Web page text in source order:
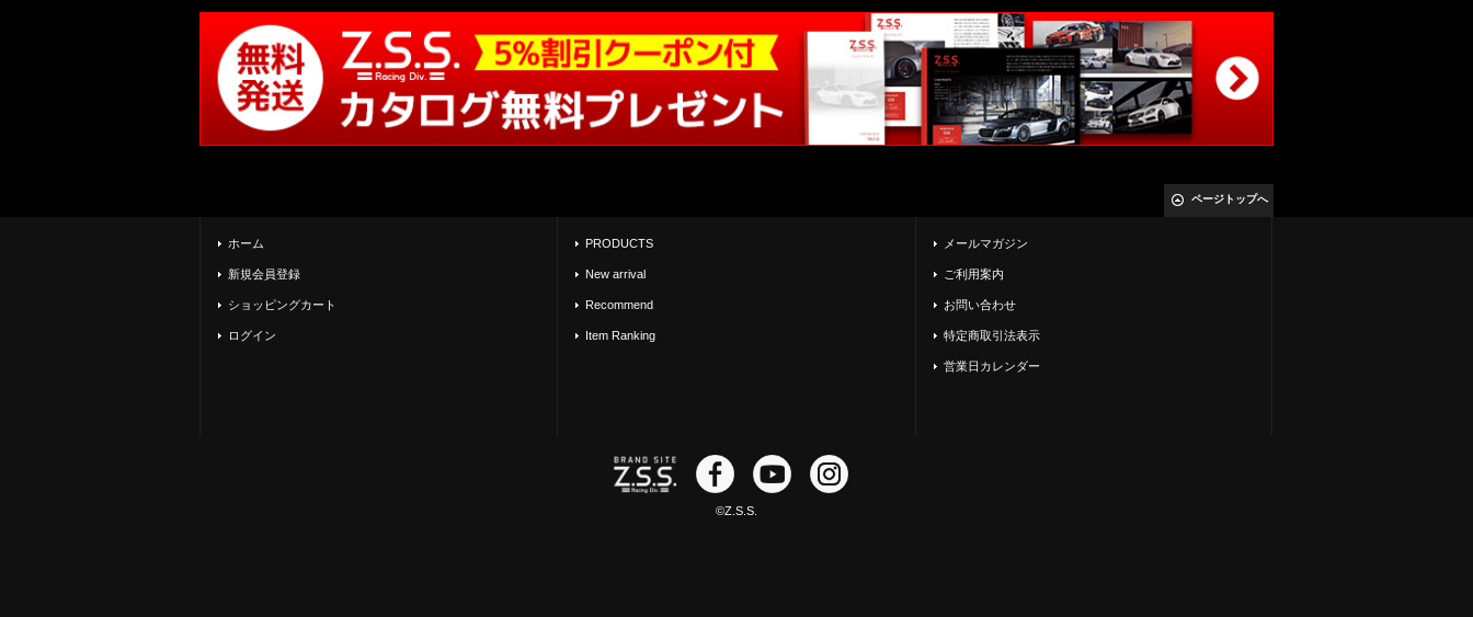
ページトップへ
ホーム
新規会員登録
ショッピングカート
ログイン
PRODUCTS
New arrival
Recommend
Item Ranking
メールマガジン
ご利用案内
お問い合わせ
特定商取引法表示
営業日カレンダー
©Z.S.S.